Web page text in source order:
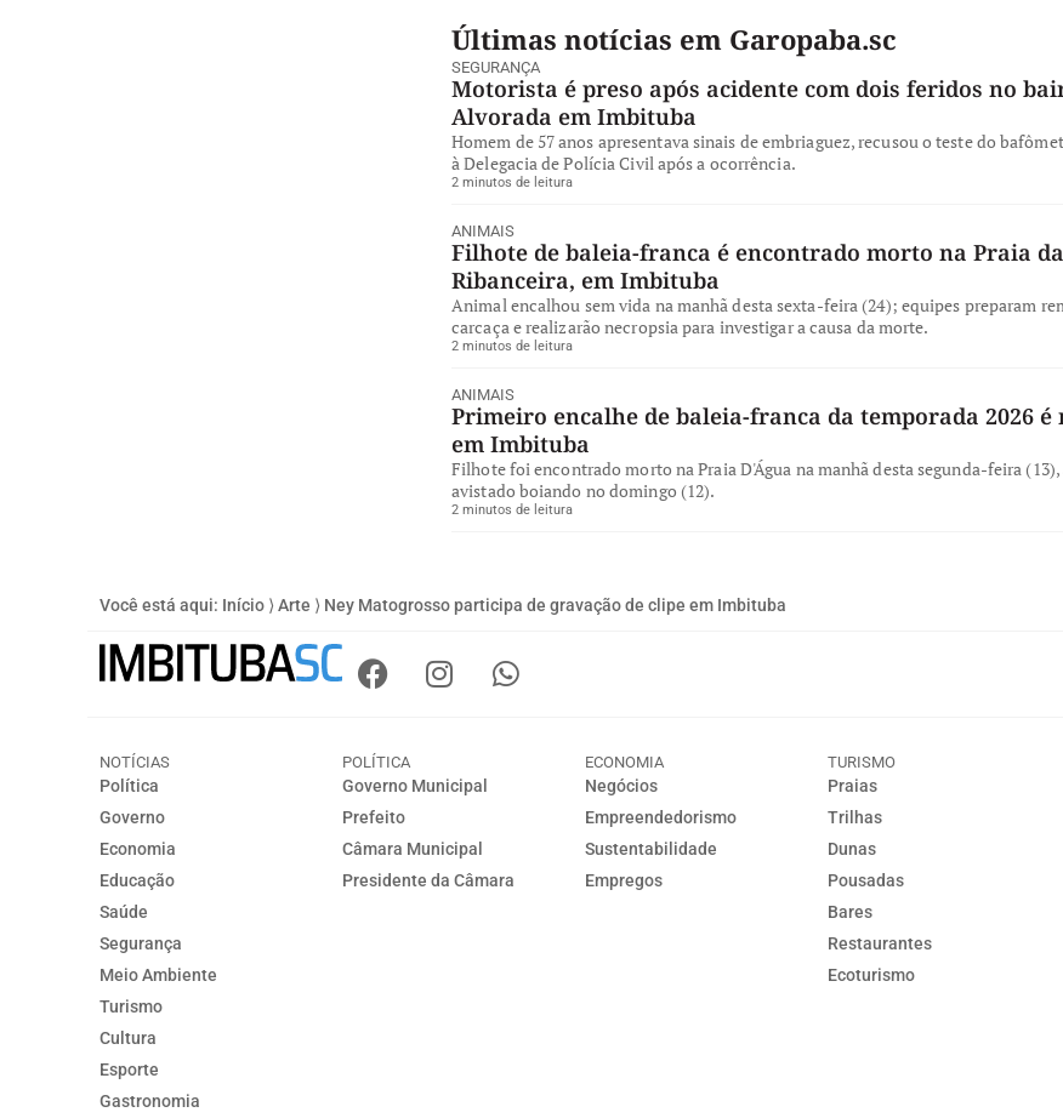
Últimas notícias em Garopaba.sc
SEGURANÇA
Motorista é preso após acidente com dois feridos no
Alvorada em Imbituba
Homem de 57 anos apresentava sinais de embriaguez, recusou o teste do
à Delegacia de Polícia Civil após a ocorrência.
2 minutos de leitura
ANIMAIS
Filhote de baleia-franca é encontrado morto na Praia da
Ribanceira, em Imbituba
Animal encalhou sem vida na manhã desta sexta-feira (24); equipes preparam
carcaça e realizarão necropsia para investigar a causa da morte.
2 minutos de leitura
ANIMAIS
Primeiro encalhe de baleia-franca da temporada 2026 é
em Imbituba
Filhote foi encontrado morto na Praia D'Água na manhã desta segunda-feira (13),
avistado boiando no domingo (12).
2 minutos de leitura
Você está aqui: Início ⟩ Arte ⟩ Ney Matogrosso participa de gravação de clipe em Imbituba
NOTÍCIAS
Política
Governo
Economia
Educação
Saúde
Segurança
Meio Ambiente
Turismo
Cultura
Esporte
Gastronomia
POLÍTICA
Governo Municipal
Prefeito
Câmara Municipal
Presidente da Câmara
ECONOMIA
Negócios
Empreendedorismo
Sustentabilidade
Empregos
TURISMO
Praias
Trilhas
Dunas
Pousadas
Bares
Restaurantes
Ecoturismo